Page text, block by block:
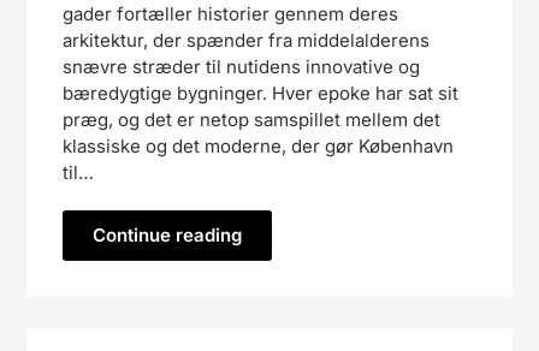
gader fortæller historier gennem deres
arkitektur, der spænder fra middelalderens
snævre stræder til nutidens innovative og
bæredygtige bygninger. Hver epoke har sat sit
præg, og det er netop samspillet mellem det
klassiske og det moderne, der gør København
til…
Continue reading